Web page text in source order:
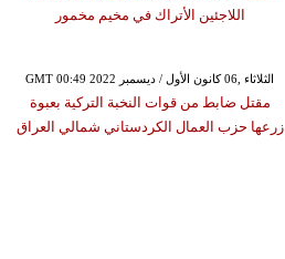
اللاجئين الأتراك في مخيم مخمور
GMT 00:49 2022 الثلاثاء ,06 كانون الأول / ديسمبر
مقتل ضابط من قوات النخبة التركية بعبوة
زرعها حزب العمال الكردستاني شمالي العراق